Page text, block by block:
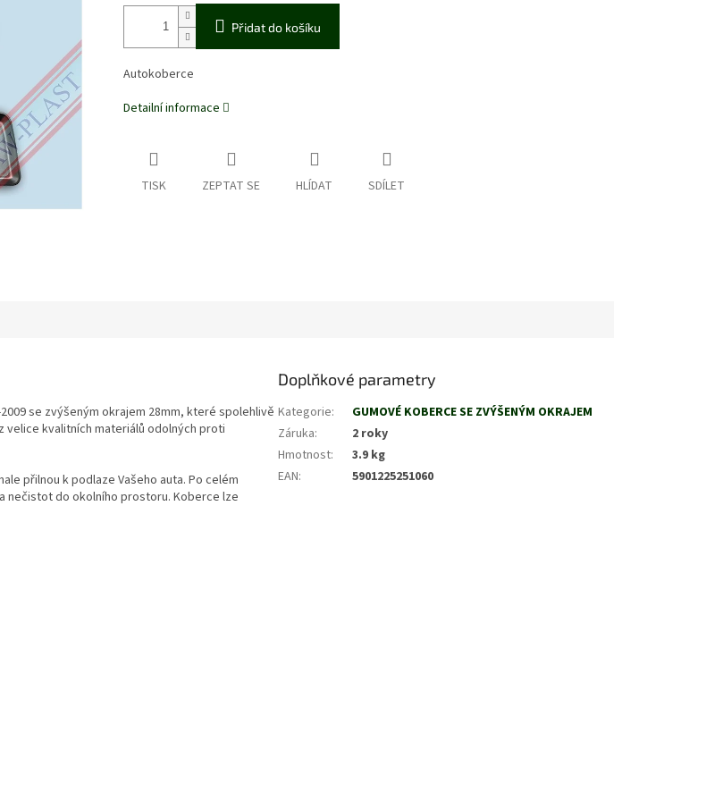
Přidat do košíku
Autokoberce
Detailní informace
TISK ZEPTAT SE HLÍDAT SDÍLET
se zvýšeným okrajem 28mm, které spolehlivě
velice kvalitních materiálů odolných proti
přilnou k podlaze Vašeho auta. Po celém
nečistot do okolního prostoru. Koberce lze
Doplňkové parametry
Kategorie:
GUMOVÉ KOBERCE SE ZVÝŠENÝM OKRAJEM
Záruka:
2 roky
Hmotnost:
3.9 kg
EAN: 5901225251060